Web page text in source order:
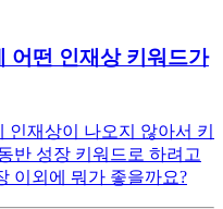
어떤 인재상 키워드가
재상이 나오지 않아서 키
반 성장 키워드로 하려고
이외에 뭐가 좋을까요?